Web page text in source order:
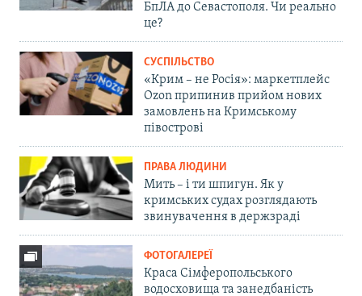
БпЛА до Севастополя. Чи реально
це?
СУСПІЛЬСТВО
«Крим – не Росія»: маркетплейс
Ozon припинив прийом нових
замовлень на Кримському
півострові
ПРАВА ЛЮДИНИ
Мить – і ти шпигун. Як у
кримських судах розглядають
звинувачення в держзраді
ФОТОГАЛЕРЕЇ
Краса Сімферопольського
водосховища та занедбаність